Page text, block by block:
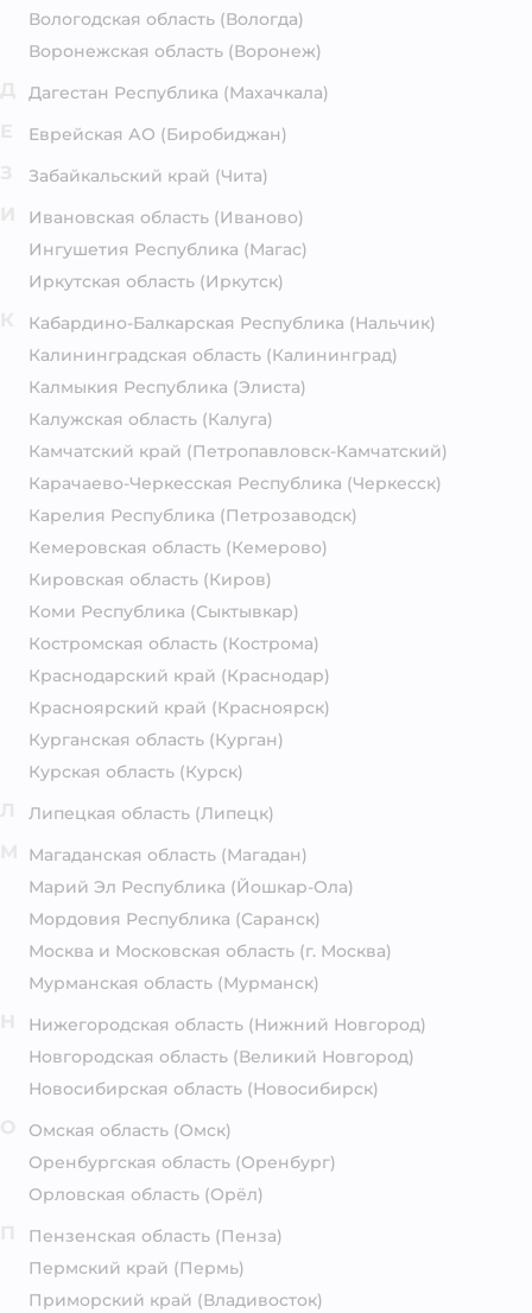
Вологодская область (Вологда)
Воронежская область (Воронеж)
Дагестан Республика (Махачкала)
Еврейская АО (Биробиджан)
Забайкальский край (Чита)
Ивановская область (Иваново)
Ингушетия Республика (Магас)
Иркутская область (Иркутск)
Кабардино-Балкарская Республика (Нальчик)
Калининградская область (Калининград)
Калмыкия Республика (Элиста)
Калужская область (Калуга)
Камчатский край (Петропавловск-Камчатский)
Карачаево-Черкесская Республика (Черкесск)
Карелия Республика (Петрозаводск)
Кемеровская область (Кемерово)
Кировская область (Киров)
Коми Республика (Сыктывкар)
Костромская область (Кострома)
Краснодарский край (Краснодар)
Красноярский край (Красноярск)
Курганская область (Курган)
Курская область (Курск)
Липецкая область (Липецк)
Магаданская область (Магадан)
Марий Эл Республика (Йошкар-Ола)
Мордовия Республика (Саранск)
Москва и Московская область (г. Москва)
Мурманская область (Мурманск)
Нижегородская область (Нижний Новгород)
Новгородская область (Великий Новгород)
Новосибирская область (Новосибирск)
Омская область (Омск)
Оренбургская область (Оренбург)
Орловская область (Орёл)
Пензенская область (Пенза)
Пермский край (Пермь)
Приморский край (Владивосток)